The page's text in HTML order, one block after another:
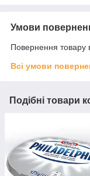
Умови
Повернення товару
Всі умови
Подібні товари